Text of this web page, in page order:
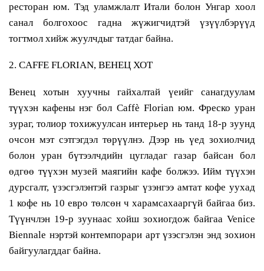
ресторан юм. Тэд уламжлалт Итали болон Унгар хоол
санал болгохоос гадна жүжигчидтэй үзүүлбэрүүд
тогтмол хийж жуулчдыг татдаг байна.
2. CAFFE FLORIAN, ВЕНЕЦ ХОТ
Венец хотын хуучны гайхалтай үеийг санагдуулам
түүхэн кафены нэг бол Caffè Florian юм. Фреско уран
зураг, толиор тохижуулсан интерьер нь танд 18-р зуунд
очсон мэт сэтгэгдэл төрүүлнэ. Дээр нь үед зохиолчид
болон уран бүтээлчдийн цугладаг газар байсан бол
өдгөө түүхэн музей маягийн кафе болжээ. Ийм түүхэн
дурсгалт, үзэсгэлэнтэй газрыг үзэнгээ амтат кофе уухад
1 кофе нь 10 евро төлсөн ч харамсахааргүй байгаа биз.
Түүнчлэн 19-р зуунаас хойш зохиогдож байгаа Venice
Biennale нэртэй контемпорари арт үзэсгэлэн энд зохион
байгуулагддаг байна.